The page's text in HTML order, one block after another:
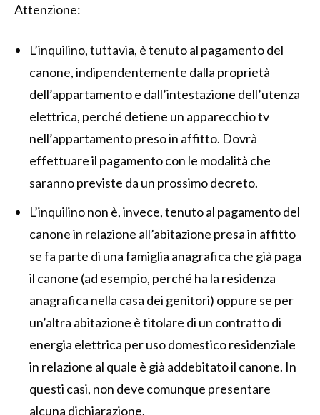
Attenzione:
L’inquilino, tuttavia, è tenuto al pagamento del
canone, indipendentemente dalla proprietà
dell’appartamento e dall’intestazione dell’utenza
elettrica, perché detiene un apparecchio tv
nell’appartamento preso in affitto. Dovrà
effettuare il pagamento con le modalità che
saranno previste da un prossimo decreto.
L’inquilino non è, invece, tenuto al pagamento del
canone in relazione all’abitazione presa in affitto
se fa parte di una famiglia anagrafica che già paga
il canone (ad esempio, perché ha la residenza
anagrafica nella casa dei genitori) oppure se per
un’altra abitazione è titolare di un contratto di
energia elettrica per uso domestico residenziale
in relazione al quale è già addebitato il canone. In
questi casi, non deve comunque presentare
alcuna dichiarazione.